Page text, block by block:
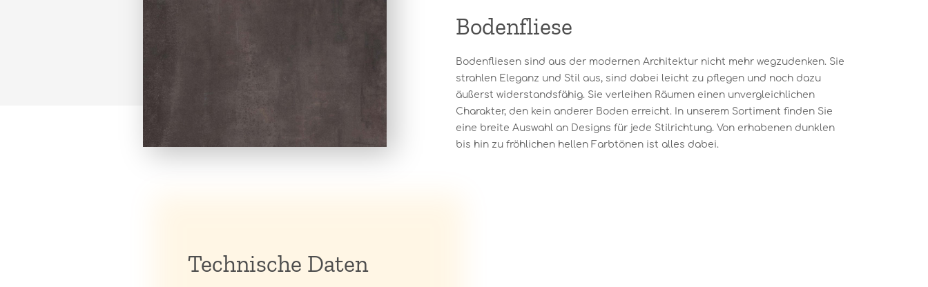
Bodenfliese
Bodenfliesen sind aus der modernen Architektur nicht mehr wegzudenken. Sie
strahlen Eleganz und Stil aus, sind dabei leicht zu pflegen und noch dazu
äußerst widerstandsfähig. Sie verleihen Räumen einen unvergleichlichen
Charakter, den kein anderer Boden erreicht. In unserem Sortiment finden Sie
eine breite Auswahl an Designs für jede Stilrichtung. Von erhabenen dunklen
bis hin zu fröhlichen hellen Farbtönen ist alles dabei.
Technische Daten